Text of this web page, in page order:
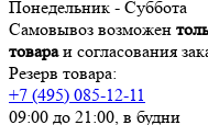
Понедельник - Суббота
Самовывоз возможен
товараи согласования
Резерв товара:
+7 (495) 085-12-11
09:00 до 21:00, в будни